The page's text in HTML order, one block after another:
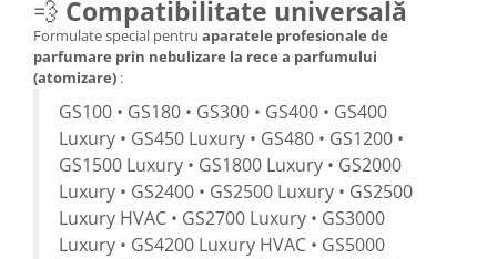
💨 Compatibilitate universală
Formulate special pentru aparatele profesionale de
parfumare prin nebulizare la rece a parfumului
(atomizare) :
GS100 • GS180 • GS300 • GS400 • GS400
Luxury • GS450 Luxury • GS480 • GS1200 •
GS1500 Luxury • GS1800 Luxury • GS2000
Luxury • GS2400 • GS2500 Luxury • GS2500
Luxury HVAC • GS2700 Luxury • GS3000
Luxury • GS4200 Luxury HVAC • GS5000